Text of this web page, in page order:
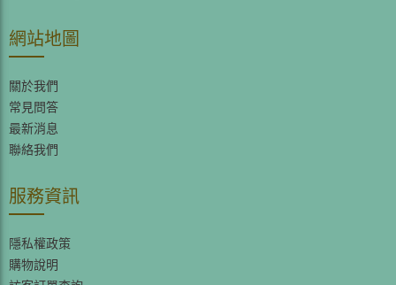
網站地圖
關於我們
常見問答
最新消息
聯絡我們
服務資訊
隱私權政策
購物說明